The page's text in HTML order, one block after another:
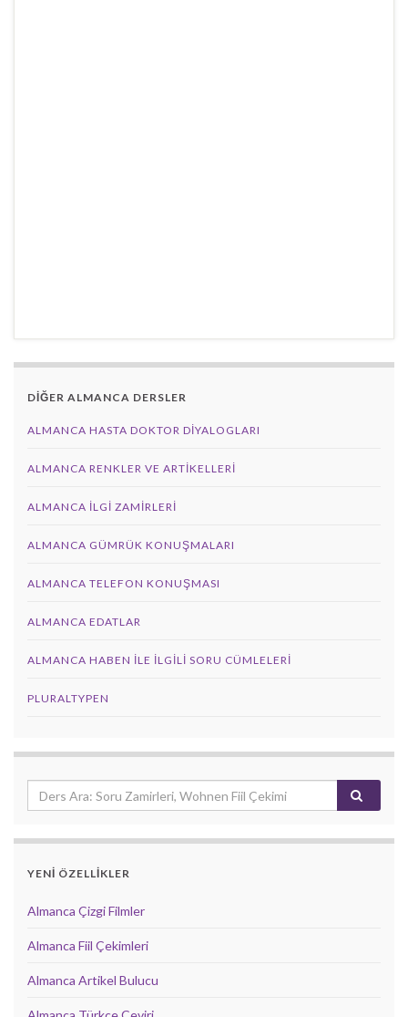
DİĞER ALMANCA DERSLER
ALMANCA HASTA DOKTOR DIYALOGLARI
ALMANCA RENKLER VE ARTIKELLERI
ALMANCA İLGI ZAMIRLERI
ALMANCA GÜMRÜK KONUŞMALARI
ALMANCA TELEFON KONUŞMASI
ALMANCA EDATLAR
ALMANCA HABEN İLE İLGILI SORU CÜMLELERI
PLURALTYPEN
YENİ ÖZELLİKLER
Almanca Çizgi Filmler
Almanca Fiil Çekimleri
Almanca Artikel Bulucu